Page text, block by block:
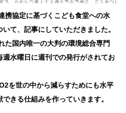
携協定に基づくこども食堂への水
て、記事にしていただきました。
た国内唯一の大判の環境総合専門
水曜日に週刊での発行がされてお
を世の中から減らすためにも水平
きる仕組みを作っていきます。